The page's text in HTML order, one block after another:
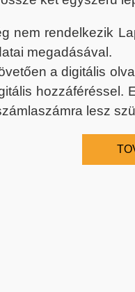
nem rendelkezik
megadásával.
a digitális
hozzáféréssel.
lesz